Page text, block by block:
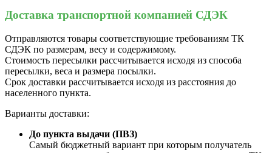
Доставка транспортной компанией СДЭК
Отправляются товары соответствующие требованиям ТК
СДЭК по размерам, весу и содержимому.
Стоимость пересылки рассчитывается исходя из способа
пересылки, веса и размера посылки.
Срок доставки рассчитывается исходя из расстояния до
населенного пункта.
Варианты доставки:
До пункта выдачи (ПВЗ)
Самый бюджетный вариант при которым получатель